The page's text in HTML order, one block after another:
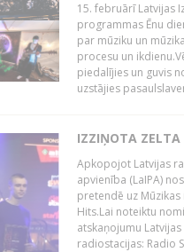
15. februārī Latvijas
programmas Ēnu
par mūziku un
procesu un
piedalījies un guvis
uzstājies
IZZIŅOTA ZELTA
Apkopojot Latvijas
apvienība (LaIPA)
pretendē uz
Hits.Lai noteiktu
atskaņojumu
radiostacijas: Radio